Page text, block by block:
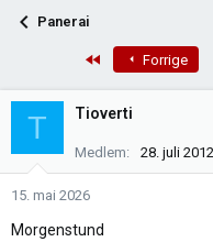
å
a
r
e
Panerai
Forrige
T Tioverti
Medlem 28. juli 2012
15. mai 2026
Morgenstund